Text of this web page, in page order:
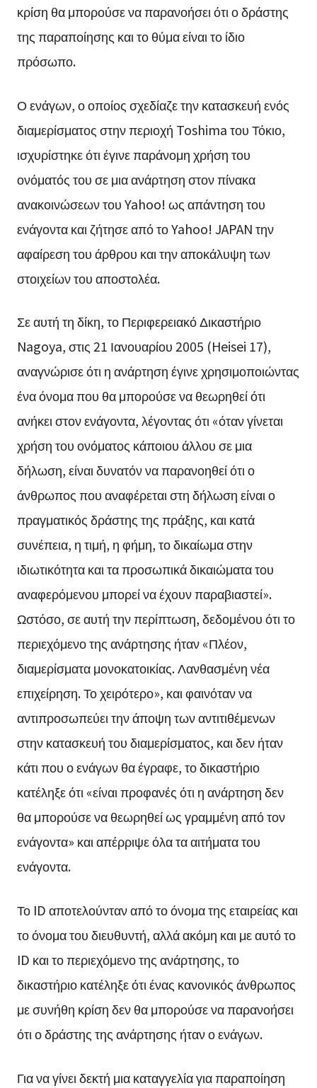
κρίση θα μπορούσε να παρανοήσει ότι ο δράστης
της παραποίησης και το θύμα είναι το ίδιο
πρόσωπο.
Ο ενάγων, ο οποίος σχεδίαζε την κατασκευή ενός
διαμερίσματος στην περιοχή Toshima του Τόκιο,
ισχυρίστηκε ότι έγινε παράνομη χρήση του
ονόματός του σε μια ανάρτηση στον πίνακα
ανακοινώσεων του Yahoo! ως απάντηση του
ενάγοντα και ζήτησε από το Yahoo! JAPAN την
αφαίρεση του άρθρου και την αποκάλυψη των
στοιχείων του αποστολέα.
Σε αυτή τη δίκη, το Περιφερειακό Δικαστήριο
Nagoya, στις 21 Ιανουαρίου 2005 (Heisei 17),
αναγνώρισε ότι η ανάρτηση έγινε χρησιμοποιώντας
ένα όνομα που θα μπορούσε να θεωρηθεί ότι
ανήκει στον ενάγοντα, λέγοντας ότι «όταν γίνεται
χρήση του ονόματος κάποιου άλλου σε μια
δήλωση, είναι δυνατόν να παρανοηθεί ότι ο
άνθρωπος που αναφέρεται στη δήλωση είναι ο
πραγματικός δράστης της πράξης, και κατά
συνέπεια, η τιμή, η φήμη, το δικαίωμα στην
ιδιωτικότητα και τα προσωπικά δικαιώματα του
αναφερόμενου μπορεί να έχουν παραβιαστεί».
Ωστόσο, σε αυτή την περίπτωση, δεδομένου ότι το
περιεχόμενο της ανάρτησης ήταν «Πλέον,
διαμερίσματα μονοκατοικίας. Λανθασμένη νέα
επιχείρηση. Το χειρότερο», και φαινόταν να
αντιπροσωπεύει την άποψη των αντιτιθέμενων
στην κατασκευή του διαμερίσματος, και δεν ήταν
κάτι που ο ενάγων θα έγραφε, το δικαστήριο
κατέληξε ότι «είναι προφανές ότι η ανάρτηση δεν
θα μπορούσε να θεωρηθεί ως γραμμένη από τον
ενάγοντα» και απέρριψε όλα τα αιτήματα του
ενάγοντα.
Το ID αποτελούνταν από το όνομα της εταιρείας και
το όνομα του διευθυντή, αλλά ακόμη και με αυτό το
ID και το περιεχόμενο της ανάρτησης, το
δικαστήριο κατέληξε ότι ένας κανονικός άνθρωπος
με συνήθη κρίση δεν θα μπορούσε να παρανοήσει
ότι ο δράστης της ανάρτησης ήταν ο ενάγων.
Για να γίνει δεκτή μια καταγγελία για παραποίηση